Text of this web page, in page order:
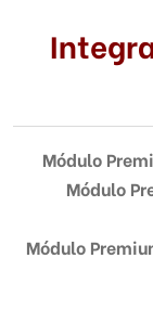
Módulo
Módulo
Módulo